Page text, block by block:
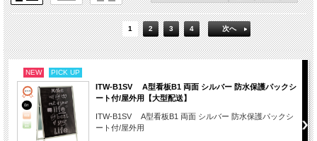
1 2 3 4 次へ
NEW PICK UP
ITW-B1SV A型看板B1 両面 シルバー 防水保護パックシ
ート付/屋外用【大型配送】
ITW-B1SV A型看板B1 両面 シルバー 防水保護パックシ
ート付/屋外用